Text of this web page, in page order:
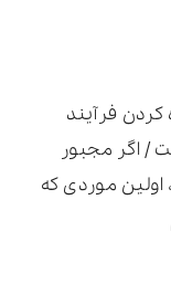
فرآیند
/ اگر مجبور
موردی که